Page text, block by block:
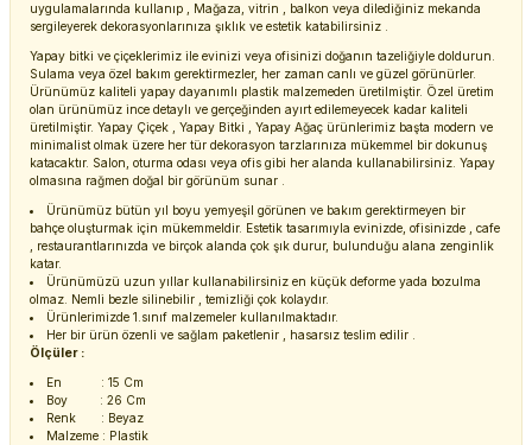
uygulamalarında kullanıp , Mağaza, vitrin , balkon veya dilediğiniz mekanda
sergileyerek dekorasyonlarınıza şıklık ve estetik katabilirsiniz .
Yapay bitki ve çiçeklerimiz ile evinizi veya ofisinizi doğanın tazeliğiyle doldurun.
Sulama veya özel bakım gerektirmezler, her zaman canlı ve güzel görünürler.
Ürünümüz kaliteli yapay dayanımlı plastik malzemeden üretilmiştir. Özel üretim
olan ürünümüz ince detaylı ve gerçeğinden ayırt edilemeyecek kadar kaliteli
üretilmiştir. Yapay Çiçek , Yapay Bitki , Yapay Ağaç ürünlerimiz başta modern ve
minimalist olmak üzere her tür dekorasyon tarzlarınıza mükemmel bir dokunuş
katacaktır. Salon, oturma odası veya ofis gibi her alanda kullanabilirsiniz. Yapay
olmasına rağmen doğal bir görünüm sunar .
Ürünümüz bütün yıl boyu yemyeşil görünen ve bakım gerektirmeyen bir
bahçe oluşturmak için mükemmeldir. Estetik tasarımıyla evinizde, ofisinizde , cafe
, restaurantlarınızda ve birçok alanda çok şık durur, bulunduğu alana zenginlik
katar.
Ürünümüzü uzun yıllar kullanabilirsiniz en küçük deforme yada bozulma
olmaz. Nemli bezle silinebilir , temizliği çok kolaydır.
Ürünlerimizde 1.sınıf malzemeler kullanılmaktadır.
Her bir ürün özenli ve sağlam paketlenir , hasarsız teslim edilir .
Ölçüler :
En : 15 Cm
Boy : 26 Cm
Renk : Beyaz
Malzeme : Plastik